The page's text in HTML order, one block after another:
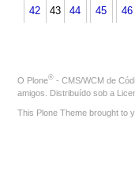
42 43 44 45 46
O Plone® - CMS/WCM de
amigos. Distribuído sob a
This Plone Theme brought to